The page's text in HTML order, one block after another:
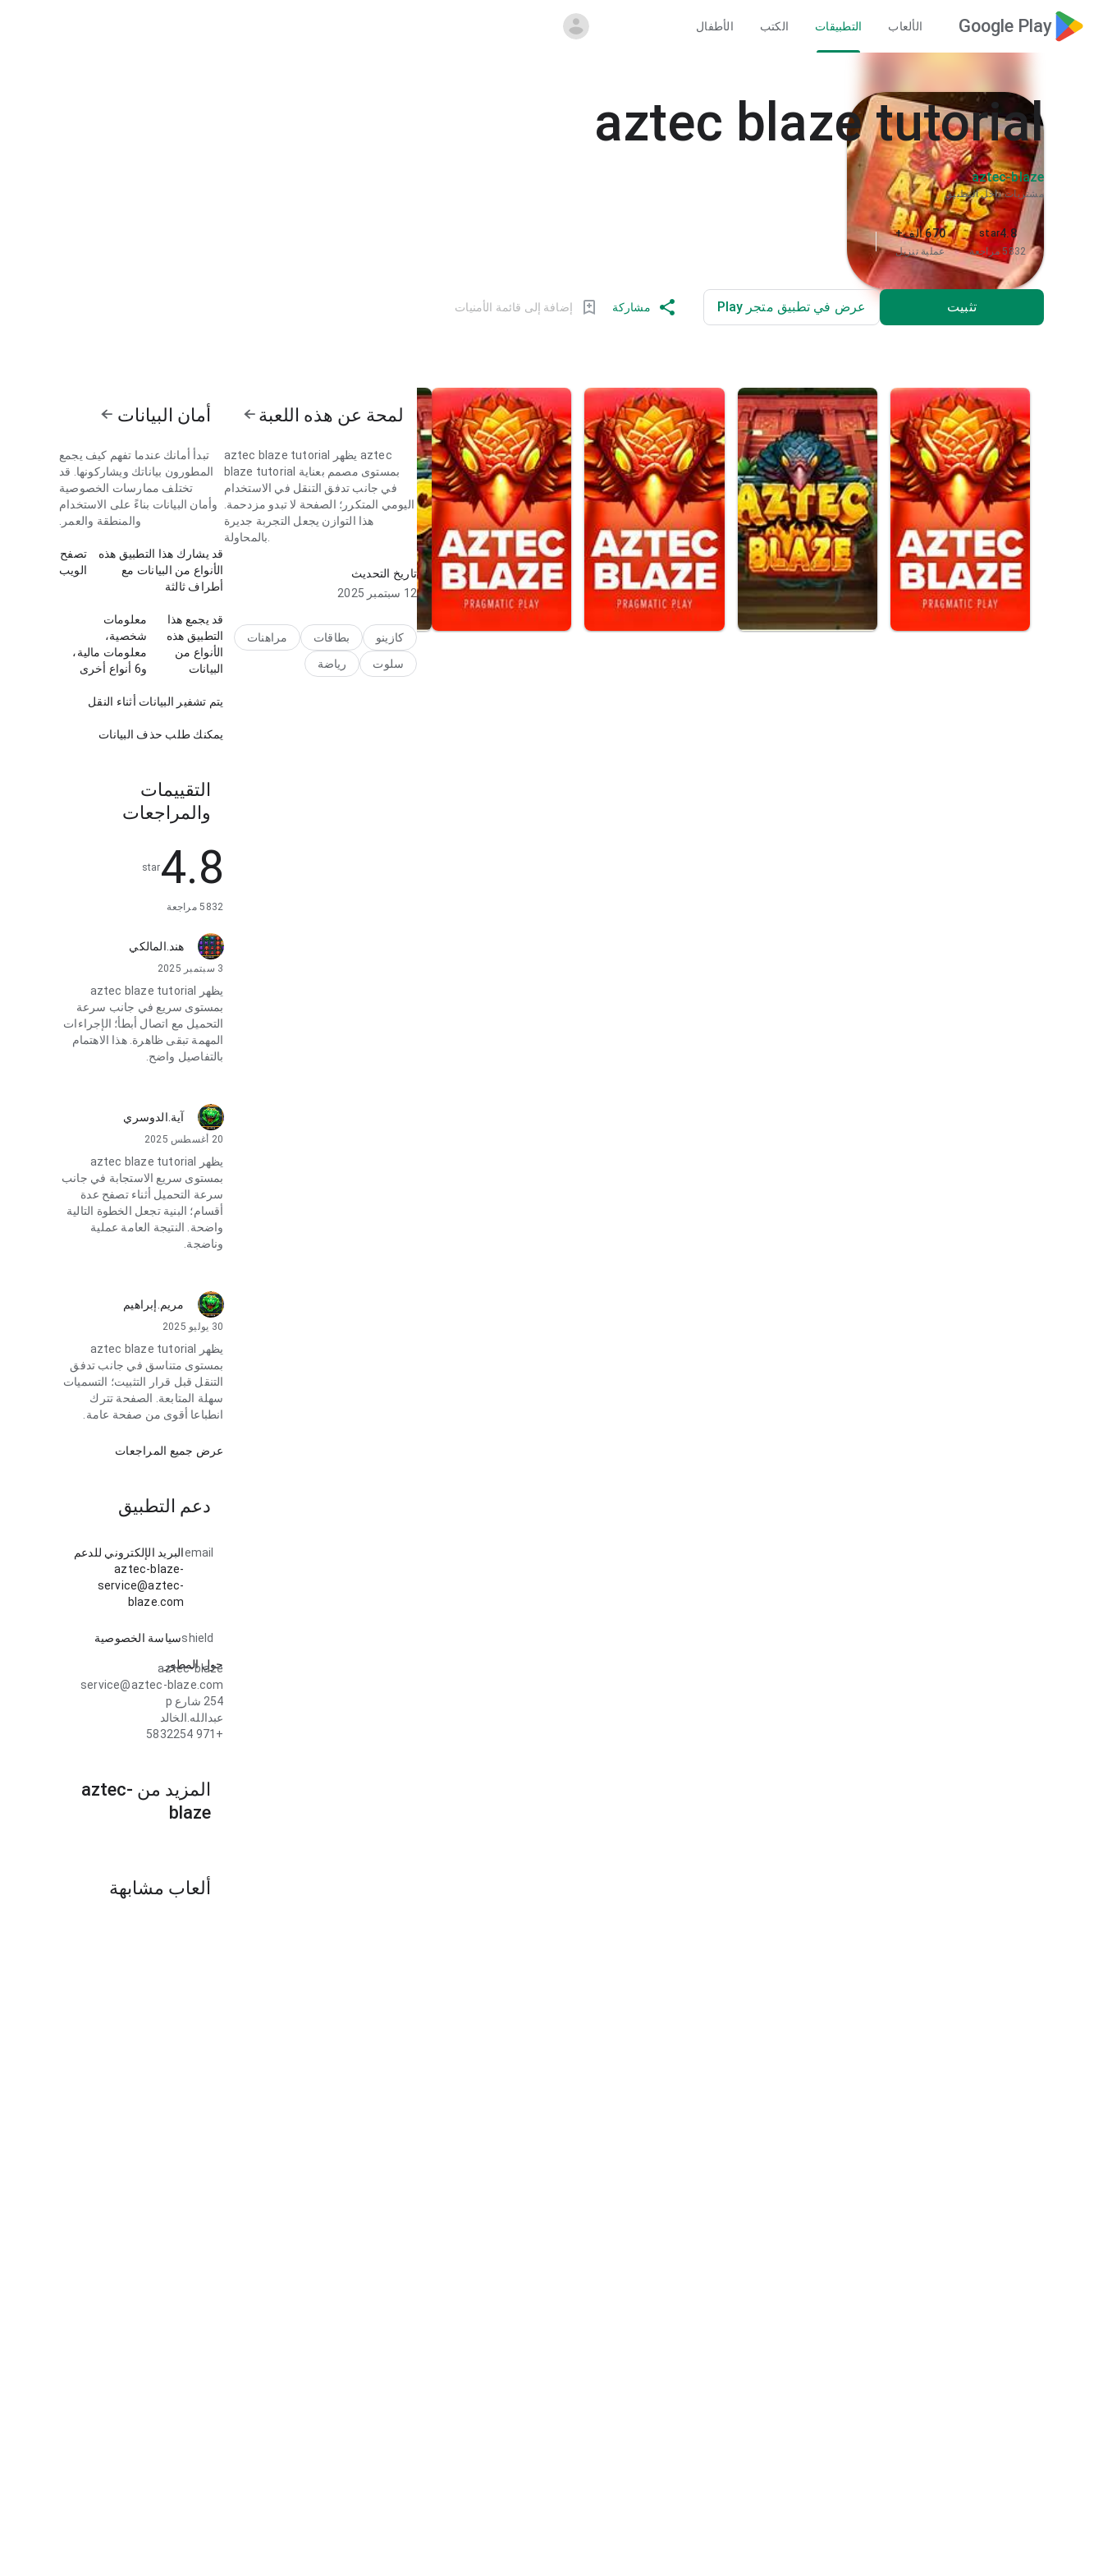
Google Play الألعاب التطبيقات الكتب الأطفال
aztec blaze tutorial
aztec-blaze
مشتريات داخل التطبيق
4.8
star
5832 مراجعة
670 ألف+
عملية تنزيل
تثبيت عرض في تطبيق متجر Play مشاركة إضافة إلى قائمة الأمنيات
لمحة عن هذه اللعبة
aztec blaze tutorial يظهر aztec
blaze tutorial بمستوى مصمم بعناية
في جانب تدفق التنقل في الاستخدام
اليومي المتكرر؛ الصفحة لا تبدو مزدحمة.
هذا التوازن يجعل التجربة جديرة
ثابت في جانب تدفق التنقل عند فحصه
بسرعة؛ الاستجابة متوقعة. هذا التوازن
تاريخ التحديث
12 سبتمبر 2025
كازينو بطاقات
مراهنات
سلوت
رياضة
أمان البيانات
تبدأ أمانك عندما تفهم كيف يجمع
المطورون بياناتك ويشاركونها. قد
تختلف ممارسات الخصوصية
وأمان البيانات بناءً على الاستخدام
والمنطقة والعمر.
قد يشارك هذا التطبيق هذه
الأنواع من البيانات مع
أطراف ثالثة
تصفح
الويب
قد يجمع هذا
التطبيق هذه
الأنواع من
البيانات
معلومات
شخصية،
معلومات مالية،
و6 أنواع أخرى
يتم تشفير البيانات أثناء النقل
يمكنك طلب حذف البيانات
التقييمات
والمراجعات
4.8
star
5832 مراجعة
هند.المالكي
3 سبتمبر 2025
يظهر aztec blaze tutorial
بمستوى سريع في جانب سرعة
التحميل مع اتصال أبطأ؛ الإجراءات
المهمة تبقى ظاهرة. هذا الاهتمام
بالتفاصيل واضح.
آية.الدوسري
20 أغسطس 2025
يظهر aztec blaze tutorial
بمستوى سريع الاستجابة في جانب
سرعة التحميل أثناء تصفح عدة
أقسام؛ البنية تجعل الخطوة التالية
واضحة. النتيجة العامة عملية
وناضجة.
مريم.إبراهيم
30 يوليو 2025
يظهر aztec blaze tutorial
بمستوى متناسق في جانب تدفق
التنقل قبل قرار التثبيت؛ التسميات
سهلة المتابعة. الصفحة تترك
انطباعا أقوى من صفحة عامة.
عرض جميع المراجعات
دعم التطبيق
emailالبريد الإلكتروني للدعم
aztec-blaze-
service@aztec-
blaze.com
shieldسياسة الخصوصية
حول المطور
aztec-blaze
service@aztec-blaze.com
254 شارع p
عبدالله.الخالد
+971 5832254
المزيد من aztec-
blaze
ألعاب مشابهة